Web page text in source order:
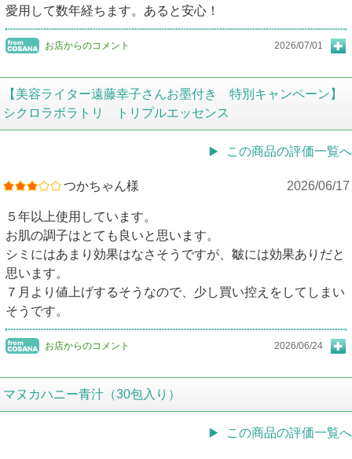
愛用して数年経ちます。あると安心！
お店からのコメント 2026/07/01
【美容ライター遠藤幸子さんお墨付き 特別キャンペーン】
シクロラボラトリ トリプルエッセンス
この商品の評価一覧へ
つかちゃん様 2026/06/17
５年以上使用しています。
お肌の調子はとても良いと思います。
シミにはあまり効果はなさそうですが、皺には効果ありだと
思います。
７月より値上げするそうなので、少し買い控えをしてしまい
そうです。
お店からのコメント 2026/06/24
マヌカハニー青汁（30包入り）
この商品の評価一覧へ